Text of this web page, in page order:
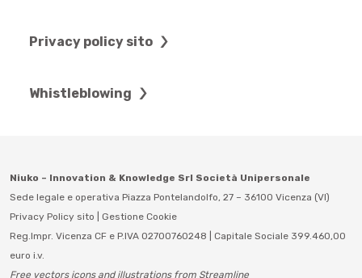
Privacy policy sito
Whistleblowing
Niuko – Innovation & Knowledge Srl Società Unipersonale
Sede legale e operativa Piazza Pontelandolfo, 27 – 36100 Vicenza (VI)
Privacy Policy sito
Gestione Cookie
Reg.Impr. Vicenza CF e P.IVA 02700760248 | Capitale Sociale 399.460,00
euro i.v.
Free vectors icons and illustrations from Streamline